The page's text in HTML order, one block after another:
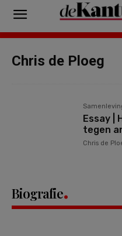
Chris de Ploeg
Essay |
tegen
Chris de
Biografie